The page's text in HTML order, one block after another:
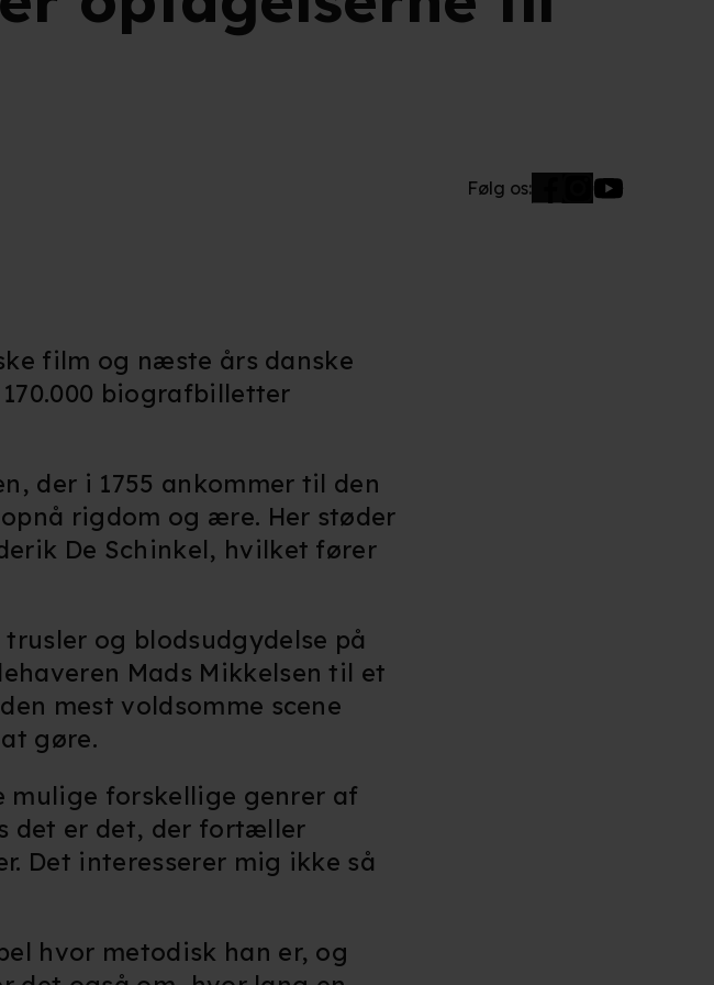
Følg os:
film og næste års danske
biografbilletter
der i 1755 ankommer til den
rigdom og ære. Her støder
De Schinkel, hvilket fører
og blodsudgydelse på
Mads Mikkelsen til et
mest voldsomme scene
gøre.
mulige forskellige genrer af
det er det, der fortæller
Det interesserer mig ikke så
hvor metodisk han er, og